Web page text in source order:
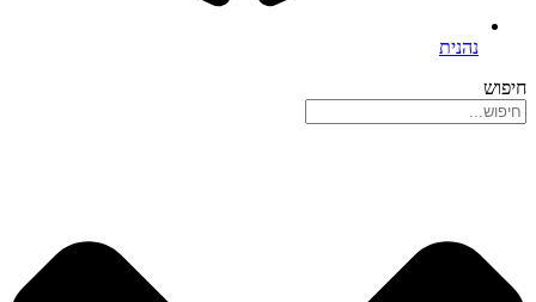
נהנית
חיפוש